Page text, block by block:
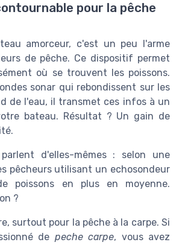
pour la pêche
amorceur, c'est un peu l'arme
de pêche. Ce dispositif permet
où se trouvent les poissons.
sonar qui rebondissent sur les
de l'eau, il transmet ces infos à un
bateau. Résultat ? Un gain de
d'elles-mêmes : selon une
pêcheurs utilisant un echosondeur
poissons en plus en moyenne.
?
surtout pour la pêche à la carpe. Si
de peche carpe, vous avez